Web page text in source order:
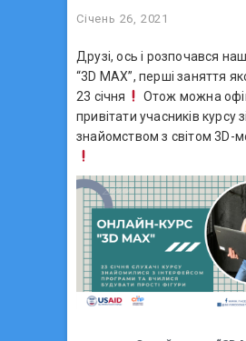
Січень 26, 2021
Друзі, ось і розпочався
“3D MAX”, перші заняття
23 січня
Отож можна
привітати учасників курсу зі
знайомством з світом 3D-